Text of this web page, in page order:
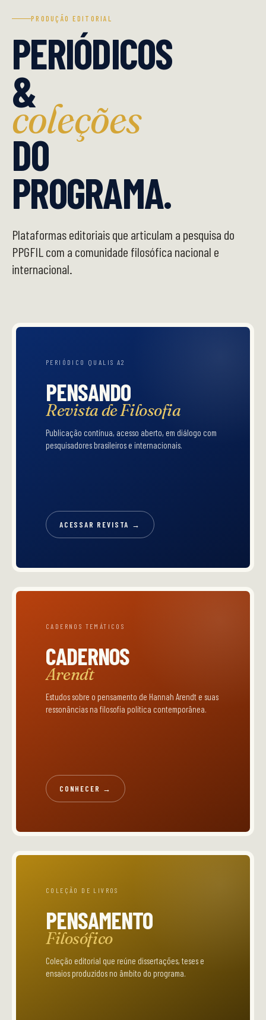
PRODUÇÃO EDITORIAL
PERIÓDICOS
&
coleções
DO
PROGRAMA.
Plataformas editoriais que articulam a pesquisa do
PPGFIL com a comunidade filosófica nacional e
internacional.
PERIÓDICO QUALIS A2
PENSANDO
Revista de Filosofia
Publicação contínua, acesso aberto, em diálogo com
pesquisadores brasileiros e internacionais.
ACESSAR REVISTA →
CADERNOS TEMÁTICOS
CADERNOS
Arendt
Estudos sobre o pensamento de Hannah Arendt e suas
ressonâncias na filosofia política contemporânea.
CONHECER →
COLEÇÃO DE LIVROS
PENSAMENTO
Filosófico
Coleção editorial que reúne dissertações, teses e
ensaios produzidos no âmbito do programa.